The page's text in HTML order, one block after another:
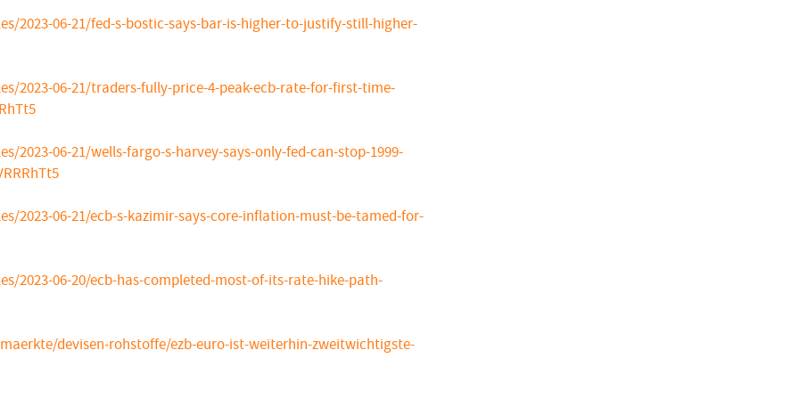
2023-06-21/fed-s-bostic-says-bar-is-higher-to-justify-still-higher-
2023-06-21/traders-fully-price-4-peak-ecb-rate-for-first-time-
06-21/wells-fargo-s-harvey-says-only-fed-can-stop-1999-
2023-06-21/ecb-s-kazimir-says-core-inflation-must-be-tamed-for-
2023-06-20/ecb-has-completed-most-of-its-rate-hike-path-
devisen-rohstoffe/ezb-euro-ist-weiterhin-zweitwichtigste-